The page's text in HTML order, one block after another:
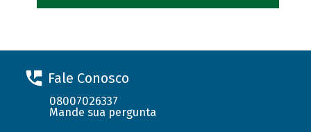
Fale Conosco
08007026337
Mande sua pergunta